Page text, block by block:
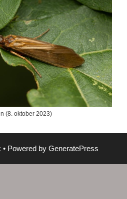
(8. oktober 2023)
• Powered by GeneratePress